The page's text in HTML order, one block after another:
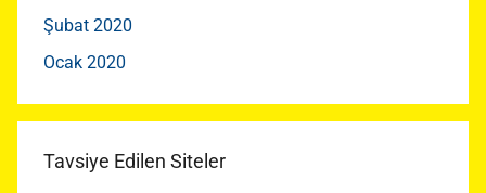
Şubat 2020
Ocak 2020
Tavsiye Edilen Siteler